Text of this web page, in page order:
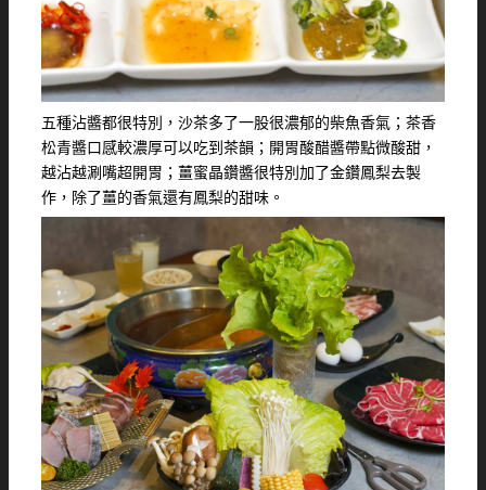
五種沾醬都很特別，沙茶多了一股很濃郁的柴魚香氣；茶香
松青醬口感較濃厚可以吃到茶韻；開胃酸醋醬帶點微酸甜，
越沾越涮嘴超開胃；薑蜜晶鑽醬很特別加了金鑽鳳梨去製
作，除了薑的香氣還有鳳梨的甜味。